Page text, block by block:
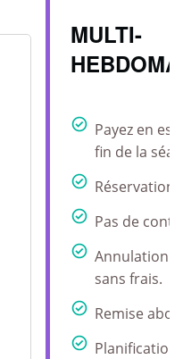
MULTI-
Payez en
fin de la
Réservation
Pas de
Annulation
sans frais.
Remise
Planification